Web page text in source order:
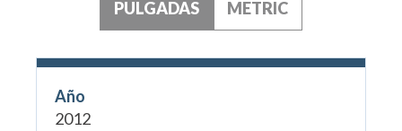
PULGADAS METRIC
Año
2012